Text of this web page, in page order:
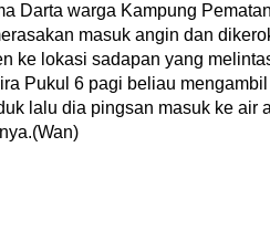
Darta warga Kampung
masuk angin dan
ke lokasi sadapan yang
Pukul 6 pagi beliau
lalu dia pingsan masuk ke air